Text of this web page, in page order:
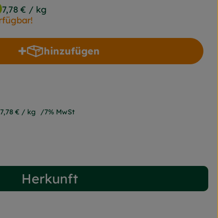
7,78 € / kg
hinzufügen
Produkt zum Warenkorb hinzufügen
7,78 € / kg 7% MwSt
Herkunft